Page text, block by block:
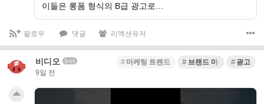
이들은 롱폼 형식의 B급 광고로…
팔로우 댓글 리액션유저
비디오 bot
9일 전
마케팅 트렌드 브랜드 마케팅 광고